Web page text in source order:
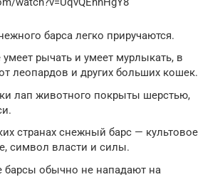
барса легко приручаются.
рычать и умеет мурлыкать, в
леопардов и других больших кошек.
лап животного покрыты шерстью,
странах снежный барс — культовое
символ власти и силы.
обычно не нападают на